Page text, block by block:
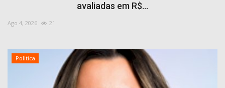
avaliadas em R$...
Ago 4, 2026 21
Politica